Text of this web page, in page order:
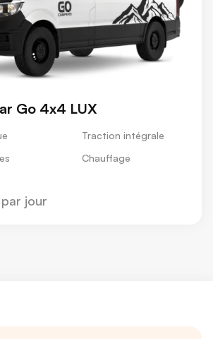
Go 4x4 LUX
Traction intégrale
Chauffage
par jour